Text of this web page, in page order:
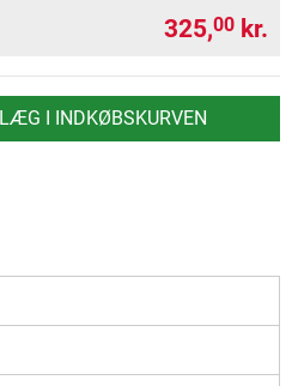
325,00 kr.
LÆG I INDKØBSKURVEN